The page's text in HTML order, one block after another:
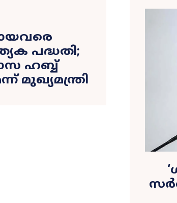
പദ്ധതി;
ഹബ്ബ്
മുഖ്യമന്ത്രി